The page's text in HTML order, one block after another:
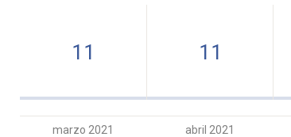
11
marzo 2021
11
abril 2021